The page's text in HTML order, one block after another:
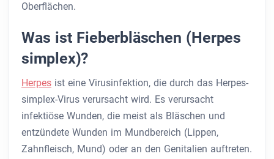
Oberflächen.
Was ist Fieberbläschen (Herpes
simplex)?
Herpes ist eine Virusinfektion, die durch das Herpes-
simplex-Virus verursacht wird. Es verursacht
infektiöse Wunden, die meist als Bläschen und
entzündete Wunden im Mundbereich (Lippen,
Zahnfleisch, Mund) oder an den Genitalien auftreten.